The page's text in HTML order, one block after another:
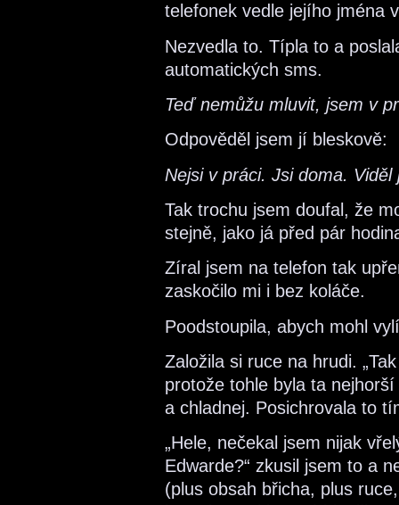
telefonek vedle jejího jména
Nezvedla to. Típla to a
automatických sms.
Teď nemůžu mluvit, jsem v
Odpověděl jsem jí bleskově:
Nejsi v práci. Jsi doma. Viděl
Tak trochu jsem doufal, že
stejně, jako já před pár
Zíral jsem na telefon tak
zaskočilo mi i bez koláče.
Poodstoupila, abych mohl
Založila si ruce na hrudi.
protože tohle byla ta
a chladnej. Posichrovala to
„Hele, nečekal jsem nijak
Edwarde?“ zkusil jsem to a
(plus obsah břicha, plus